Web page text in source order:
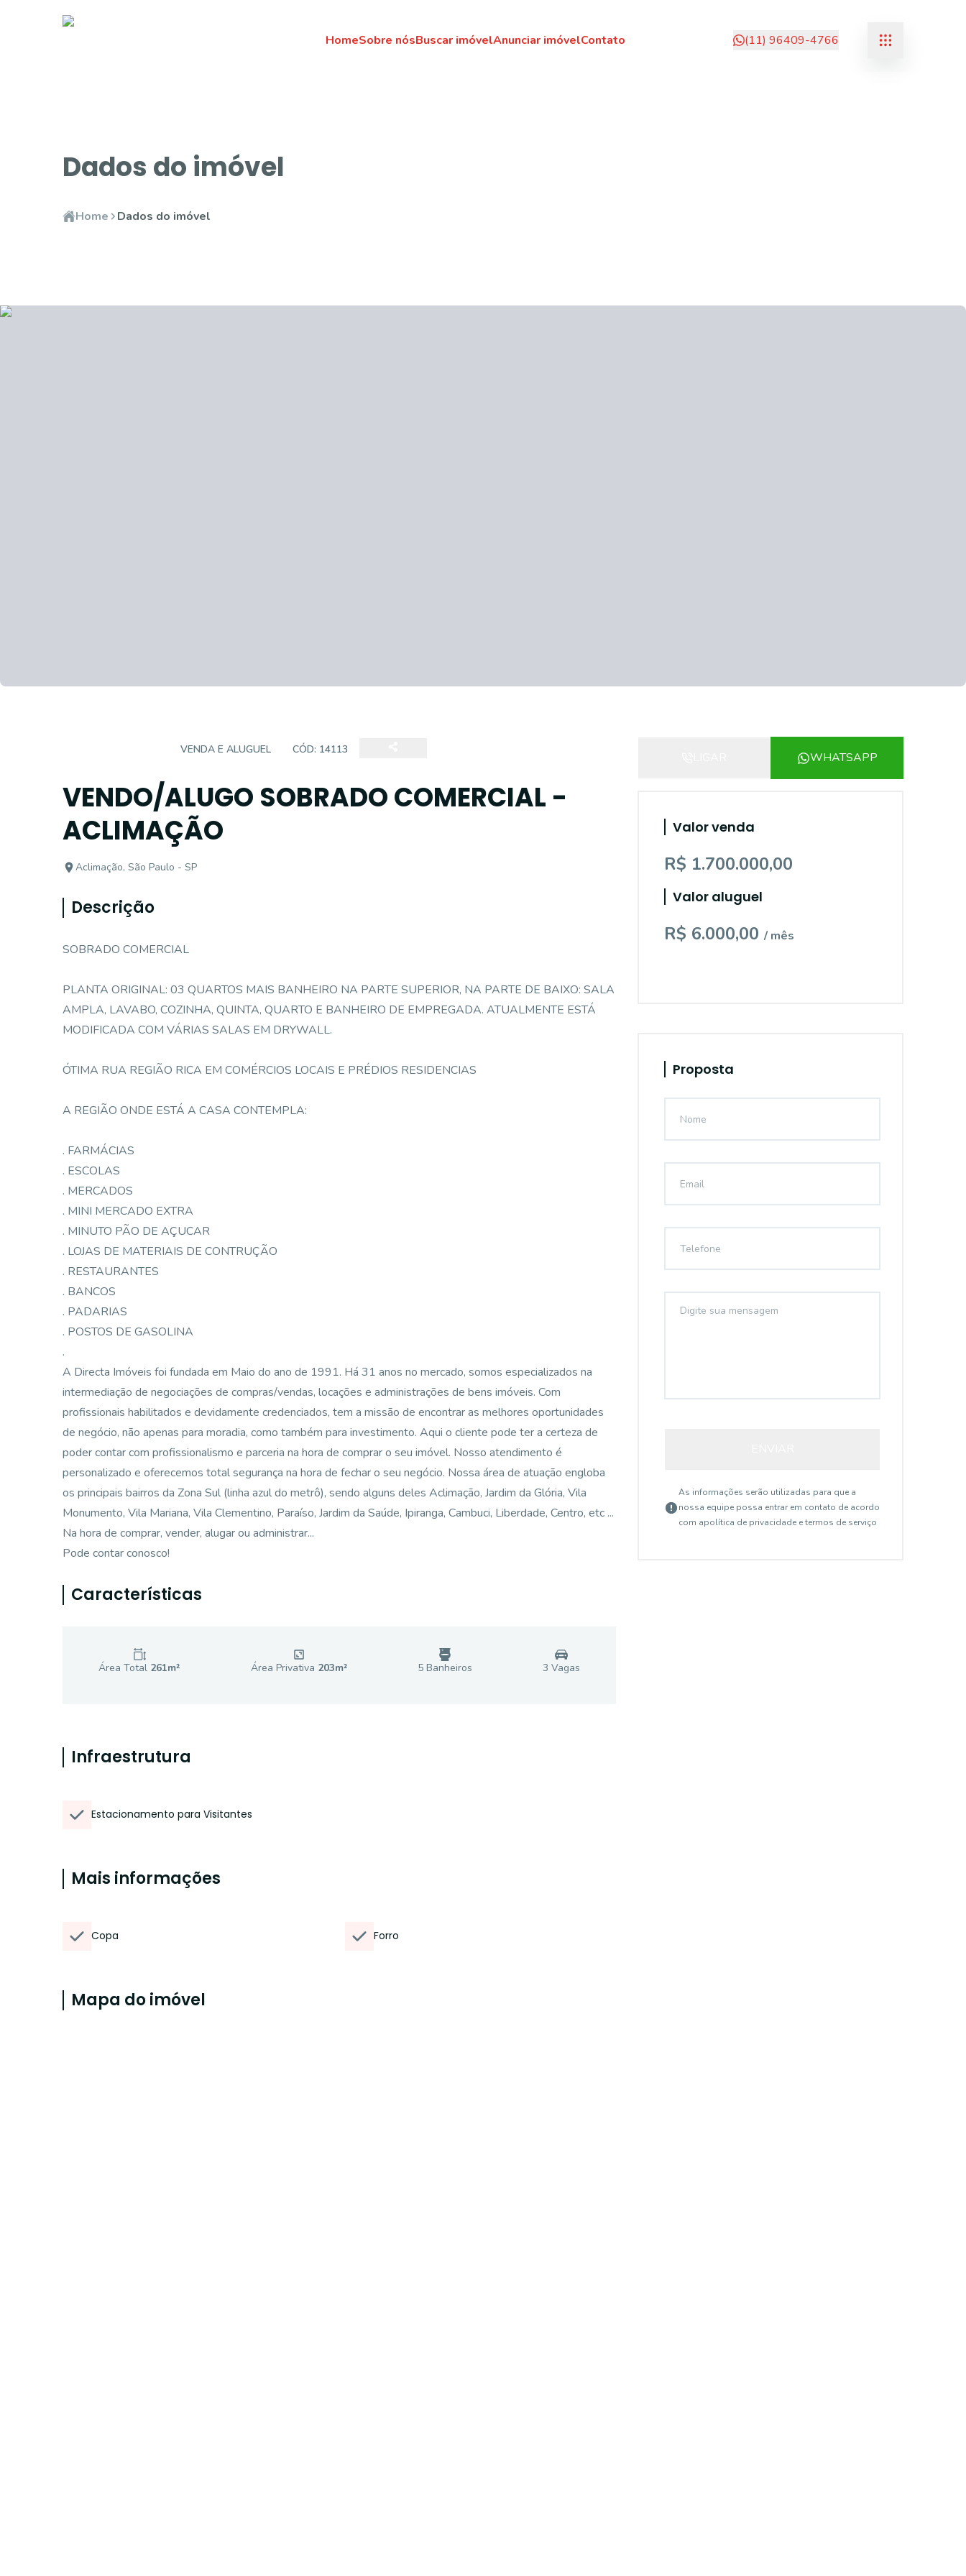
HomeSobre nósBuscar imóvelAnunciar imóvelContato (11) 96409-4766
Dados do imóvel
Home Dados do imóvel
VENDA E ALUGUEL CÓD: 14113
VENDO/ALUGO SOBRADO COMERCIAL -
ACLIMAÇÃO
Aclimação, São Paulo - SP
Descrição
SOBRADO COMERCIAL
PLANTA ORIGINAL: 03 QUARTOS MAIS BANHEIRO NA PARTE SUPERIOR, NA PARTE DE BAIXO: SALA
AMPLA, LAVABO, COZINHA, QUINTA, QUARTO E BANHEIRO DE EMPREGADA. ATUALMENTE ESTÁ
MODIFICADA COM VÁRIAS SALAS EM DRYWALL.
ÓTIMA RUA REGIÃO RICA EM COMÉRCIOS LOCAIS E PRÉDIOS RESIDENCIAS
A REGIÃO ONDE ESTÁ A CASA CONTEMPLA:
. FARMÁCIAS
. ESCOLAS
. MERCADOS
. MINI MERCADO EXTRA
. MINUTO PÃO DE AÇUCAR
. LOJAS DE MATERIAIS DE CONTRUÇÃO
. RESTAURANTES
. BANCOS
. PADARIAS
. POSTOS DE GASOLINA
.
A Directa Imóveis foi fundada em Maio do ano de 1991. Há 31 anos no mercado, somos especializados na
intermediação de negociações de compras/vendas, locações e administrações de bens imóveis. Com
profissionais habilitados e devidamente credenciados, tem a missão de encontrar as melhores oportunidades
de negócio, não apenas para moradia, como também para investimento. Aqui o cliente pode ter a certeza de
poder contar com profissionalismo e parceria na hora de comprar o seu imóvel. Nosso atendimento é
personalizado e oferecemos total segurança na hora de fechar o seu negócio. Nossa área de atuação engloba
os principais bairros da Zona Sul (linha azul do metrô), sendo alguns deles Aclimação, Jardim da Glória, Vila
Monumento, Vila Mariana, Vila Clementino, Paraíso, Jardim da Saúde, Ipiranga, Cambuci, Liberdade, Centro, etc ...
Na hora de comprar, vender, alugar ou administrar...
Pode contar conosco!
Características
Área Total 261m² Área Privativa 203m² 5 Banheiros 3 Vagas
Infraestrutura
Estacionamento para Visitantes
Mais informações
Copa Forro
Mapa do imóvel
WHATSAPP
Valor venda
R$ 1.700.000,00
Valor aluguel
R$ 6.000,00 / mês
Proposta
As informações serão utilizadas para que a
nossa equipe possa entrar em contato de acordo
com apolítica de privacidade e termos de serviço